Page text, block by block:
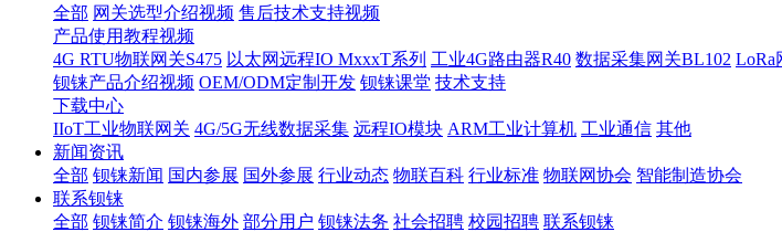
全部 网关选型介绍视频 售后技术支持视频
产品使用教程视频
4G RTU物联网关S475 以太网远程IO MxxxT系列 工业4G路由器R40 数据采集网关BL102 LoRa
钡铼产品介绍视频 OEM/ODM定制开发 钡铼课堂 技术支持
下载中心
IIoT工业物联网关 4G/5G无线数据采集 远程IO模块 ARM工业计算机 工业通信 其他
新闻资讯
全部 钡铼新闻 国内参展 国外参展 行业动态 物联百科 行业标准 物联网协会 智能制造协会
联系钡铼
全部 钡铼简介 钡铼海外 部分用户 钡铼法务 社会招聘 校园招聘 联系钡铼